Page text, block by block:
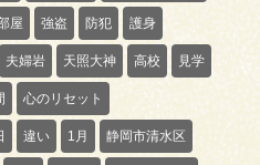
屋 強盗 防犯 護身
夫婦岩 天照大神 高校 見学
心のリセット
違い 1月 静岡市清水区